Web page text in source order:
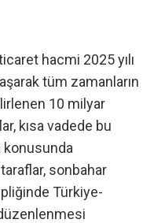
hacmi 2025 yılı
tüm zamanların
10 milyar
kısa vadede bu
konusunda
taraflar, sonbahar
Türkiye-